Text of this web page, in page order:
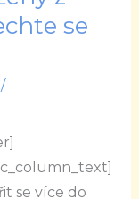
se
/
se více do